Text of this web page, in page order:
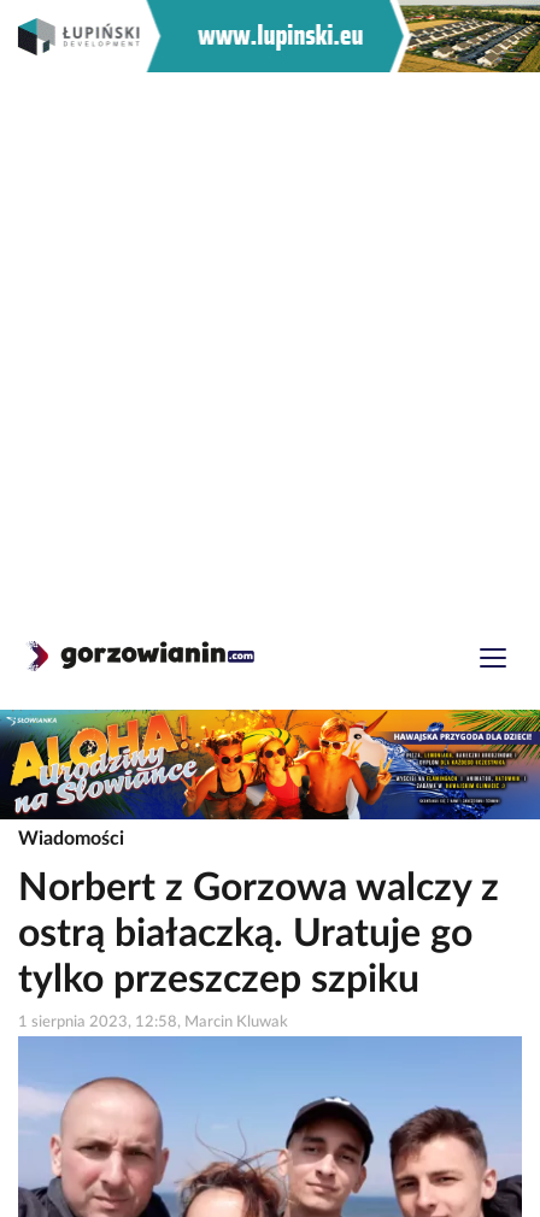
Wiadomości
Norbert z Gorzowa walczy z
ostrą białaczką. Uratuje go
tylko przeszczep szpiku
1 sierpnia 2023, 12:58, Marcin Kluwak